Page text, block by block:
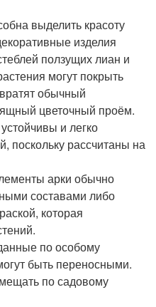
выделить красоту
изделия
ползущих лиан и
могут покрыть
обычный
цветочный проём.
и легко
поскольку рассчитаны на
арки обычно
составами либо
которая
по особому
быть переносными.
по садовому